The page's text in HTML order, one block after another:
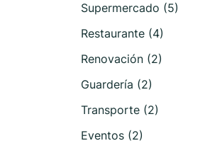
Supermercado (5)
Restaurante (4)
Renovación (2)
Guardería (2)
Transporte (2)
Eventos (2)